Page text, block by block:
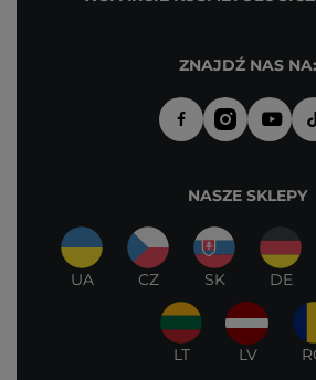
ZNAJDŹ NAS NA:
NASZE SKLEPY
UA CZ SK DE
LT LV